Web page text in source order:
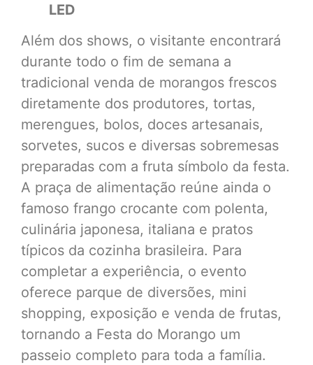
LED
Além dos shows, o visitante encontrará
durante todo o fim de semana a
tradicional venda de morangos frescos
diretamente dos produtores, tortas,
merengues, bolos, doces artesanais,
sorvetes, sucos e diversas sobremesas
preparadas com a fruta símbolo da festa.
A praça de alimentação reúne ainda o
famoso frango crocante com polenta,
culinária japonesa, italiana e pratos
típicos da cozinha brasileira. Para
completar a experiência, o evento
oferece parque de diversões, mini
shopping, exposição e venda de frutas,
tornando a Festa do Morango um
passeio completo para toda a família.